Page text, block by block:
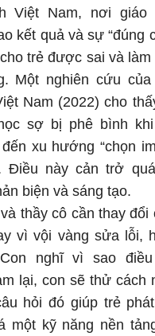
Việt Nam, nơi giáo
kết quả và sự “đúng
trẻ được sai và
Một nghiên cứu của
Nam (2022) cho
sợ bị phê bình
xu hướng “chọn
Điều này cản trở
biện và sáng tạo.
thầy cô cần thay đổi
vì vội vàng sửa lỗi,
nghĩ vì sao
lại, con sẽ thử cách
hỏi đó giúp trẻ
một kỹ năng nền